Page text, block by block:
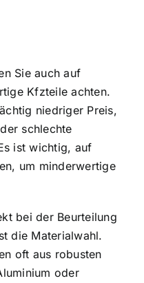
Sie auch auf
Kfzteile achten.
niedriger Preis,
schlechte
ist wichtig, auf
um minderwertige
bei der Beurteilung
die Materialwahl.
oft aus robusten
oder